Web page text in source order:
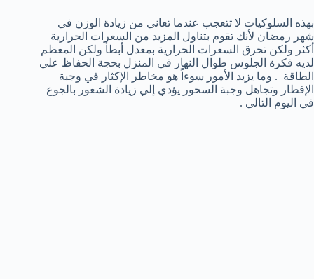
بهذه السلوكيات لا تتعجب عندما تعاني من زيادة الوزن في
شهر رمضان لأنك تقوم بتناول المزيد من السعرات الحرارية
أكثر ولكن تحرق السعرات الحرارية بمعدل أبطأ ولكن المعظم
لديه فكرة الجلوس طوال النهار في المنزل بحجة الحفاظ علي
الطاقة . وما يزيد الأمور سوءاً هو مخاطر الإكثار في وجبة
الإفطار وتجاهل وجبة السحور يؤدي إلي زيادة الشعور بالجوع
في اليوم التالي .